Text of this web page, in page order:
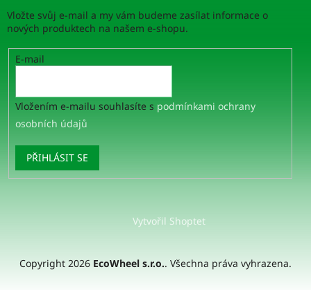
Vložte svůj e-mail a my vám budeme zasílat informace o
nových produktech na našem e-shopu.
E-mail
Vložením e-mailu souhlasíte s podmínkami ochrany
osobních údajů
PŘIHLÁSIT SE
Vytvořil Shoptet
Copyright 2026 EcoWheel s.r.o.. Všechna práva vyhrazena.